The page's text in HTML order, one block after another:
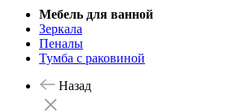
Мебель для ванной
Зеркала
Пеналы
Тумба с раковиной
Назад